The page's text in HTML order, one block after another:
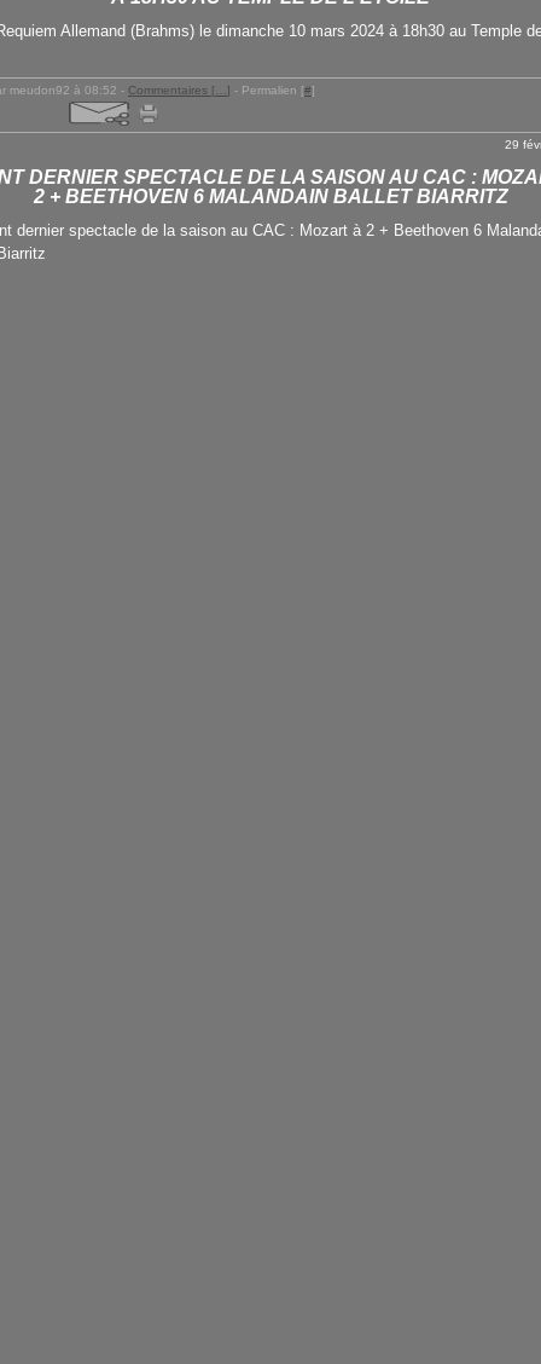
meudon92 à 08:52 - Commentaires [ ] - Permalien [#]
29
DERNIER SPECTACLE DE LA SAISON AU CAC :
2 + BEETHOVEN 6 MALANDAIN BALLET BIARRITZ